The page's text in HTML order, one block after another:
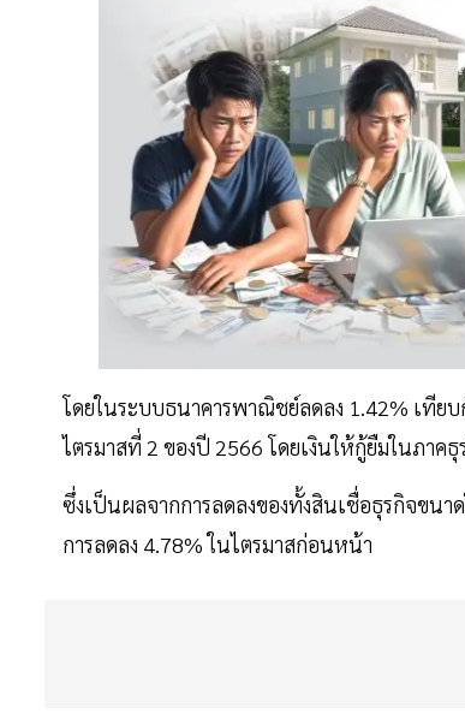
โดยในระบบธนาคารพาณิชย์ลดลง 1.42% เทีย
ไตรมาสที่ 2 ของปี 2566 โดยเงินให้กู้ยืมในภา
ซึ่งเป็นผลจากการลดลงของทั้งสินเชื่อธุรกิจขน
การลดลง 4.78% ในไตรมาสก่อนหน้า